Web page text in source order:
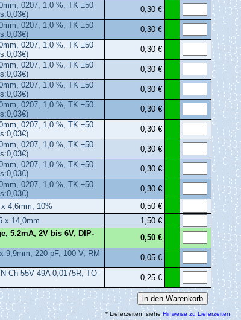
0207, 1,0 %, TK ±50
0,30 €
0207, 1,0 %, TK ±50
0,30 €
0207, 1,0 %, TK ±50
0,30 €
0207, 1,0 %, TK ±50
0,30 €
0207, 1,0 %, TK ±50
0,30 €
0207, 1,0 %, TK ±50
0,30 €
0207, 1,0 %, TK ±50
0,30 €
0207, 1,0 %, TK ±50
0,30 €
0207, 1,0 %, TK ±50
0,30 €
0207, 1,0 %, TK ±50
0,30 €
4,6mm, 10%
0,50 €
x 14,0mm
1,50 €
5.2mA, 2V bis 6V, DIP-
0,50 €
9,9mm, 220 pF, 100 V, RM
0,05 €
Ch 55V 49A 0,0175R, TO-
0,25 €
* Lieferzeiten, sieheHinweise zu Lieferzeiten